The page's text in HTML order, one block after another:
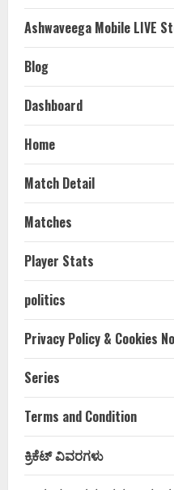
Ashwaveega Mobile LIVE
Blog
Dashboard
Home
Match Detail
Matches
Player Stats
politics
Privacy Policy & Cookies
Series
Terms and Condition
ಕ್ರಿಕೆಟ್ ವಿವರಗಳು